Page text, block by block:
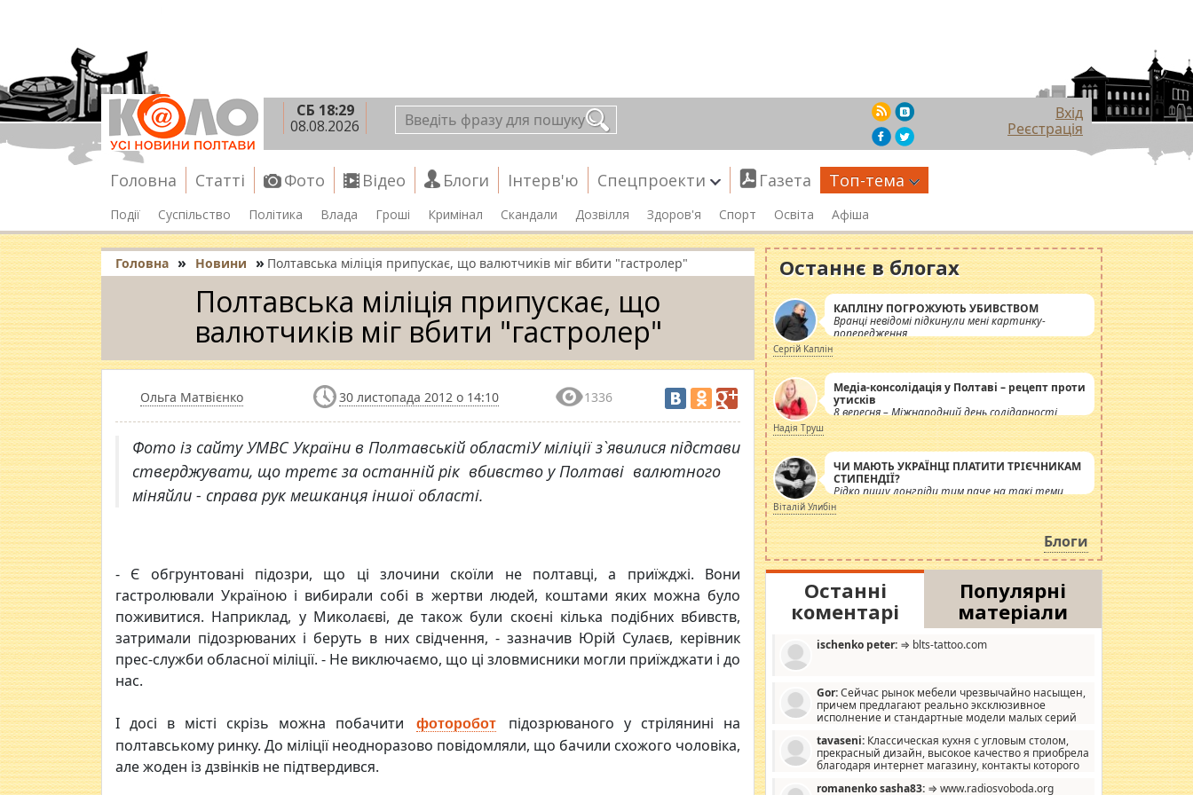
СБ 18:29
08.08.2026
Вхід
Реєстрація
Головна Статті Фото Відео Блоги Інтерв'ю Спецпроекти Газета Топ-тема
Події Суспільство Політика Влада Гроші Кримінал Скандали Дозвілля Здоров'я Спорт Освіта Афіша
Головна » Новини » Полтавська міліція припускає, що валютчиків міг вбити "гастролер"
Полтавська міліція припускає, що
валютчиків міг вбити "гастролер"
Ольга Матвієнко 30 листопада 2012 о 14:10 1336
Фото із сайту УМВС України в Полтавській областіУ міліції з`явилися підстави
стверджувати, що третє за останній рік вбивство у Полтаві валютного
міняйли - справа рук мешканця іншої області.
- Є обгрунтовані підозри, що ці злочини скоїли не полтавці, а приїжджі. Вони
гастролювали Україною і вибирали собі в жертви людей, коштами яких можна було
поживитися. Наприклад, у Миколаєві, де також були скоєні кілька подібних вбивств,
затримали підозрюваних і беруть в них свідчення, - зазначив Юрій Сулаєв, керівник
прес-служби обласної міліції. - Не виключаємо, що ці зловмисники могли приїжджати і до
нас.
І досі в місті скрізь можна побачити фоторобот
підозрюваного у стрілянині на
полтавському ринку. До міліції неодноразово повідомляли, що бачили схожого чоловіка,
але жоден із дзвінків не підтвердився.
Останнє в блогах
КАПЛІНУ ПОГРОЖУЮТЬ УБИВСТВОМ
Вранці невідомі підкинули мені картинку-
попередження
Сергій Каплін
Медіа-консолідація у Полтаві – рецепт проти
утисків
8 вересня – Міжнародний день солідарності
журналістів.
Надія Труш
ЧИ МАЮТЬ УКРАЇНЦІ ПЛАТИТИ ТРІЄЧНИКАМ
СТИПЕНДІЇ?
Рідко пишу лонгріди тим паче на такі теми,
але вже просто дістало! Обурюють сьогоднішні
інсенуації навколо стипендіального питання.
Штучно роздувається ще одна соціальна
катастрофа.
Віталій Улибін
Блоги
Останні
коментарі
Популярні
матеріали
ischenko peter: ⇒ blts-tattoo.com
Gor:Сейчас рынок мебели чрезвычайно насыщен,
причем предлагают реально эксклюзивное
исполнение и стандартные модели малых серий
дизайну, мало походит на стандартные формы, в MebelOk,
креативненько и что главное - со вкусом все в порядке,
без ненужных наворотов удорожающих мебель, а это не
tavaseni: Классическая кухня с угловым столом,
прекрасный дизайн, высокое качество я приобрела
благодаря интернет магазину, контакты которого
romanenko sasha83: ⇒ www.radiosvoboda.org